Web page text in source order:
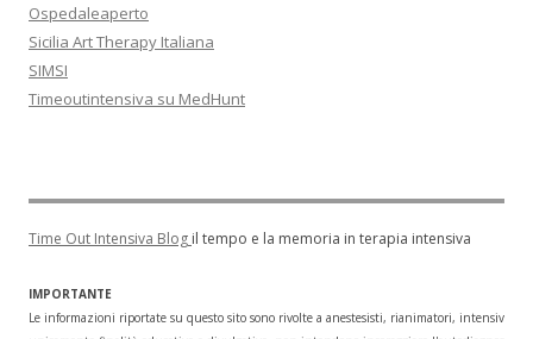
Ospedaleaperto
Sicilia Art Therapy Italiana
SIMSI
Timeoutintensiva su MedHunt
Time Out Intensiva Blog il tempo e la memoria in terapia intensiva
IMPORTANTE
Le informazioni riportate su questo sito sono rivolte a anestesisti, rianimatori,